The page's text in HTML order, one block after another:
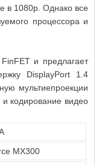
в 1080p. Однако все
процессора и
и предлагает
DisplayPort 1.4
мультиепроекции
кодирование видео
MX300